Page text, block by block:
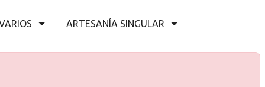
ARTESANÍA SINGULAR